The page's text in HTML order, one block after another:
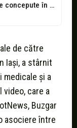
Un medic ginecolog susține că sarcinile concepute în post au riscuri mai...
de către
Iași, a stârnit
și a
care a
Buzgar
asociere între